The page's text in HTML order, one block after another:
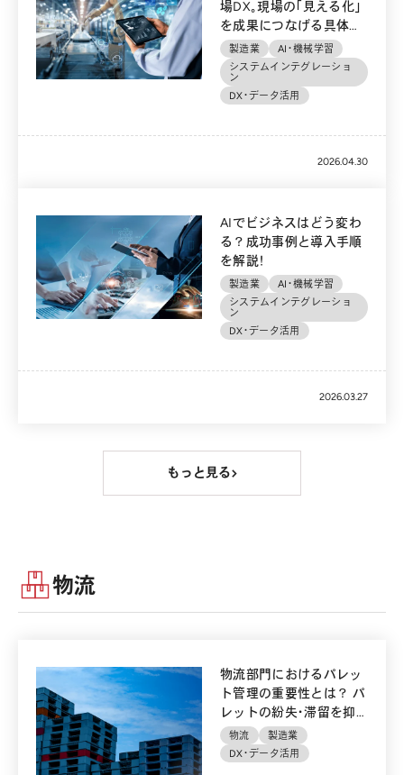
場DX。現場の「見える化」
を成果につなげる具体的
な手順とは？
製造業
AI・機械学習
システムインテグレーショ
ン
DX・データ活用
2026.04.30
AIでビジネスはどう変わ
る？成功事例と導入手順
を解説！
製造業
AI・機械学習
システムインテグレーショ
ン
DX・データ活用
2026.03.27
もっと見る
物流
物流部門におけるパレッ
ト管理の重要性とは？ パ
レットの紛失・滞留を抑
制物流
製造業
DX・データ活用